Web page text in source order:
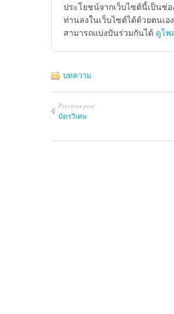
ประโยชน์จากเว็บไซต์นี้เป็นช่
ท่านลงในเว็บไซต์ได้ด้วยตนเ
สามารถแบ่งปันร่วมกันได้ ดูโพ
บทความ
Previous post
บัตรวิเศษ